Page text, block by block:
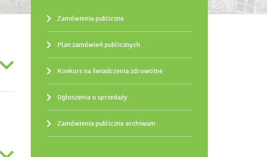
Zamówienia publiczne
Plan zamówień publicznych
Konkurs na świadczenia zdrowotne
Ogłoszenia o sprzedaży
Zamówienia publiczne archiwum